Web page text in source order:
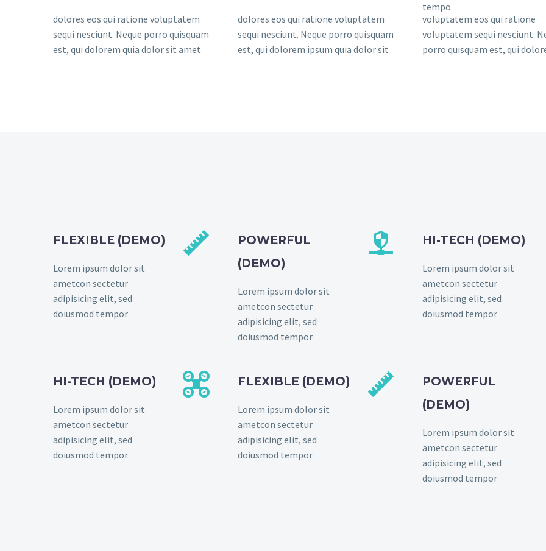
tempo
dolores eos qui ratione voluptatem
sequi nesciunt. Neque porro quisquam
est, qui dolorem quia dolor sit amet
dolores eos qui ratione voluptatem
sequi nesciunt. Neque porro quisquam
est, qui dolorem ipsum quia dolor sit
voluptatem eos qui ratione
voluptatem sequi nesciunt.
porro quisquam est, qui
FLEXIBLE (DEMO)
Lorem ipsum dolor sit
ametcon sectetur
adipisicing elit, sed
doiusmod tempor


POWERFUL
(DEMO)
Lorem ipsum dolor sit
ametcon sectetur
adipisicing elit, sed
doiusmod tempor

 HI-TECH (DEMO)
Lorem ipsum dolor sit
ametcon sectetur
adipisicing elit, sed
doiusmod tempor
HI-TECH (DEMO)
Lorem ipsum dolor sit
ametcon sectetur
adipisicing elit, sed
doiusmod tempor

 FLEXIBLE (DEMO)
Lorem ipsum dolor sit
ametcon sectetur
adipisicing elit, sed
doiusmod tempor


POWERFUL
(DEMO)
Lorem ipsum dolor sit
ametcon sectetur
adipisicing elit, sed
doiusmod tempor